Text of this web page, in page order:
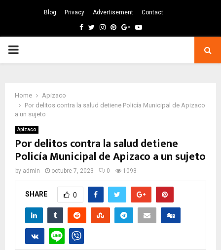
Blog Privacy Advertisement Contact
Facebook
TwitterInstagram
Pinterest
GoogleYoutube
PRIMARY
Home
Apizaco
Por delitos contra la salud detiene Policía Municipal de Apizaco
a un sujeto
Apizaco
Por delitos contra la salud detiene
Policía Municipal de Apizaco a un sujeto
by admin octubre 7, 2023 0 1093
SHARE 0